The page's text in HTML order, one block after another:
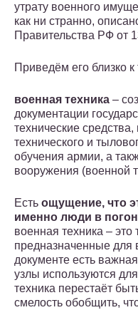
утрату военного
как ни странно,
Правительства РФ от
Приведём его близко к
военная техника –
документации
технические
технического и
обучения армии, а
вооружения (военной
Есть ощущение, что
именно люди в
военная техника – это
предназначенные
документе есть
узлы используются
техника перестаёт
смелость обобщить,